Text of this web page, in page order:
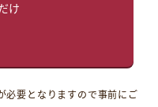
け
必要となりますので事前にご